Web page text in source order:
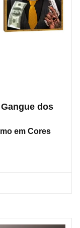
dos
em Cores
modelos